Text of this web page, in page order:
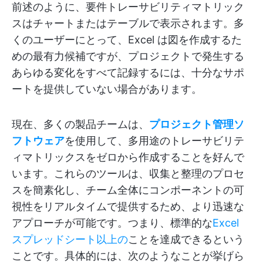
前述のように、要件トレーサビリティマトリック
スはチャートまたはテーブルで表示されます。多
くのユーザーにとって、Excel は図を作成するた
めの最有力候補ですが、プロジェクトで発生する
あらゆる変化をすべて記録するには、十分なサポ
ートを提供していない場合があります。
現在、多くの製品チームは、 プロジェクト管理ソ
フトウェアを使用して、多用途のトレーサビリテ
ィマトリックスをゼロから作成することを好んで
います。これらのツールは、収集と整理のプロセ
スを簡素化し、チーム全体にコンポーネントの可
視性をリアルタイムで提供するため、より迅速な
アプローチが可能です。つまり、標準的なExcel
スプレッドシート以上のことを達成できるという
ことです。具体的には、次のようなことが挙げら